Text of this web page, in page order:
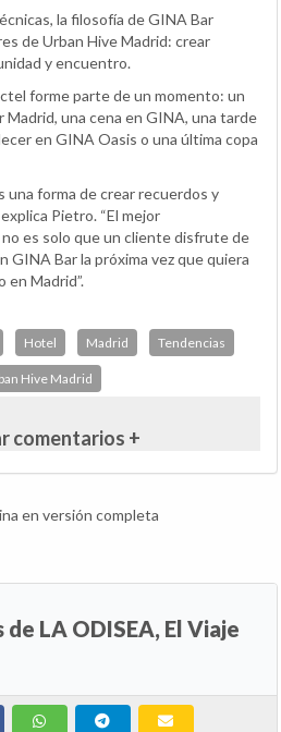
la filosofía de GINA Bar
de Urban Hive Madrid: crear
y encuentro.
forme parte de un momento: un
una cena en GINA, una tarde
en GINA Oasis o una última copa
una forma de crear recuerdos y
Pietro. “El mejor
es solo que un cliente disfrute de
GINA Bar la próxima vez que quiera
en Madrid”.
Hotel Madrid Tendencias
Hive Madrid
comentarios +
en versión completa
LA ODISEA, El Viaje